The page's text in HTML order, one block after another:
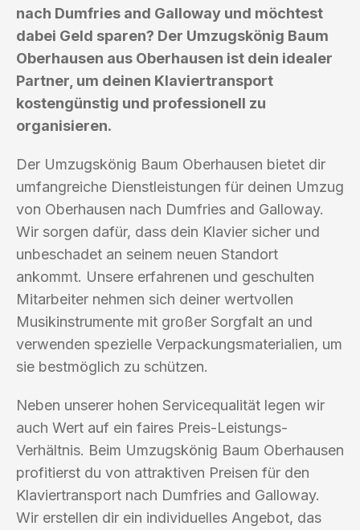
nach Dumfries and Galloway und möchtest
dabei Geld sparen? Der Umzugskönig Baum
Oberhausen aus Oberhausen ist dein idealer
Partner, um deinen Klaviertransport
kostengünstig und professionell zu
organisieren.
Der Umzugskönig Baum Oberhausen bietet dir
umfangreiche Dienstleistungen für deinen Umzug
von Oberhausen nach Dumfries and Galloway.
Wir sorgen dafür, dass dein Klavier sicher und
unbeschadet an seinem neuen Standort
ankommt. Unsere erfahrenen und geschulten
Mitarbeiter nehmen sich deiner wertvollen
Musikinstrumente mit großer Sorgfalt an und
verwenden spezielle Verpackungsmaterialien, um
sie bestmöglich zu schützen.
Neben unserer hohen Servicequalität legen wir
auch Wert auf ein faires Preis-Leistungs-
Verhältnis. Beim Umzugskönig Baum Oberhausen
profitierst du von attraktiven Preisen für den
Klaviertransport nach Dumfries and Galloway.
Wir erstellen dir ein individuelles Angebot, das